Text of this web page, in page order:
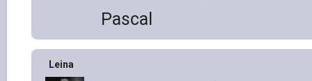
Pascal
Leina